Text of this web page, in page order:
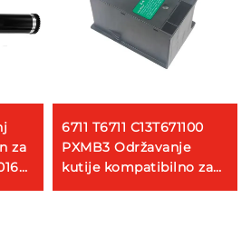
za
6711 T6711 C13T671100
PXMB3 Održavanje
kutije kompatibilno za
Epson WORKFORCE